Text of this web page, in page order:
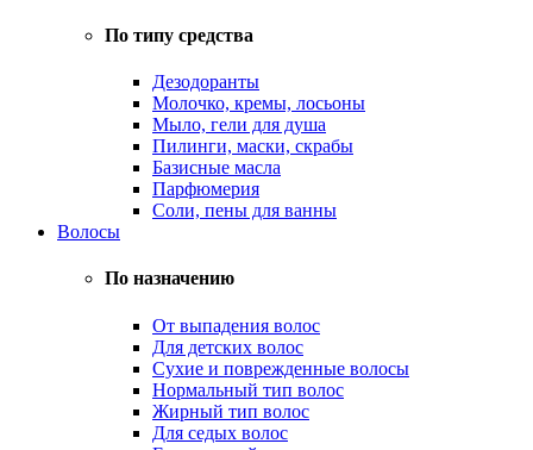
По типу средства
Дезодоранты
Молочко, кремы, лосьоны
Мыло, гели для душа
Пилинги, маски, скрабы
Базисные масла
Парфюмерия
Соли, пены для ванны
Волосы
По назначению
От выпадения волос
Для детских волос
Сухие и поврежденные волосы
Нормальный тип волос
Жирный тип волос
Для седых волос